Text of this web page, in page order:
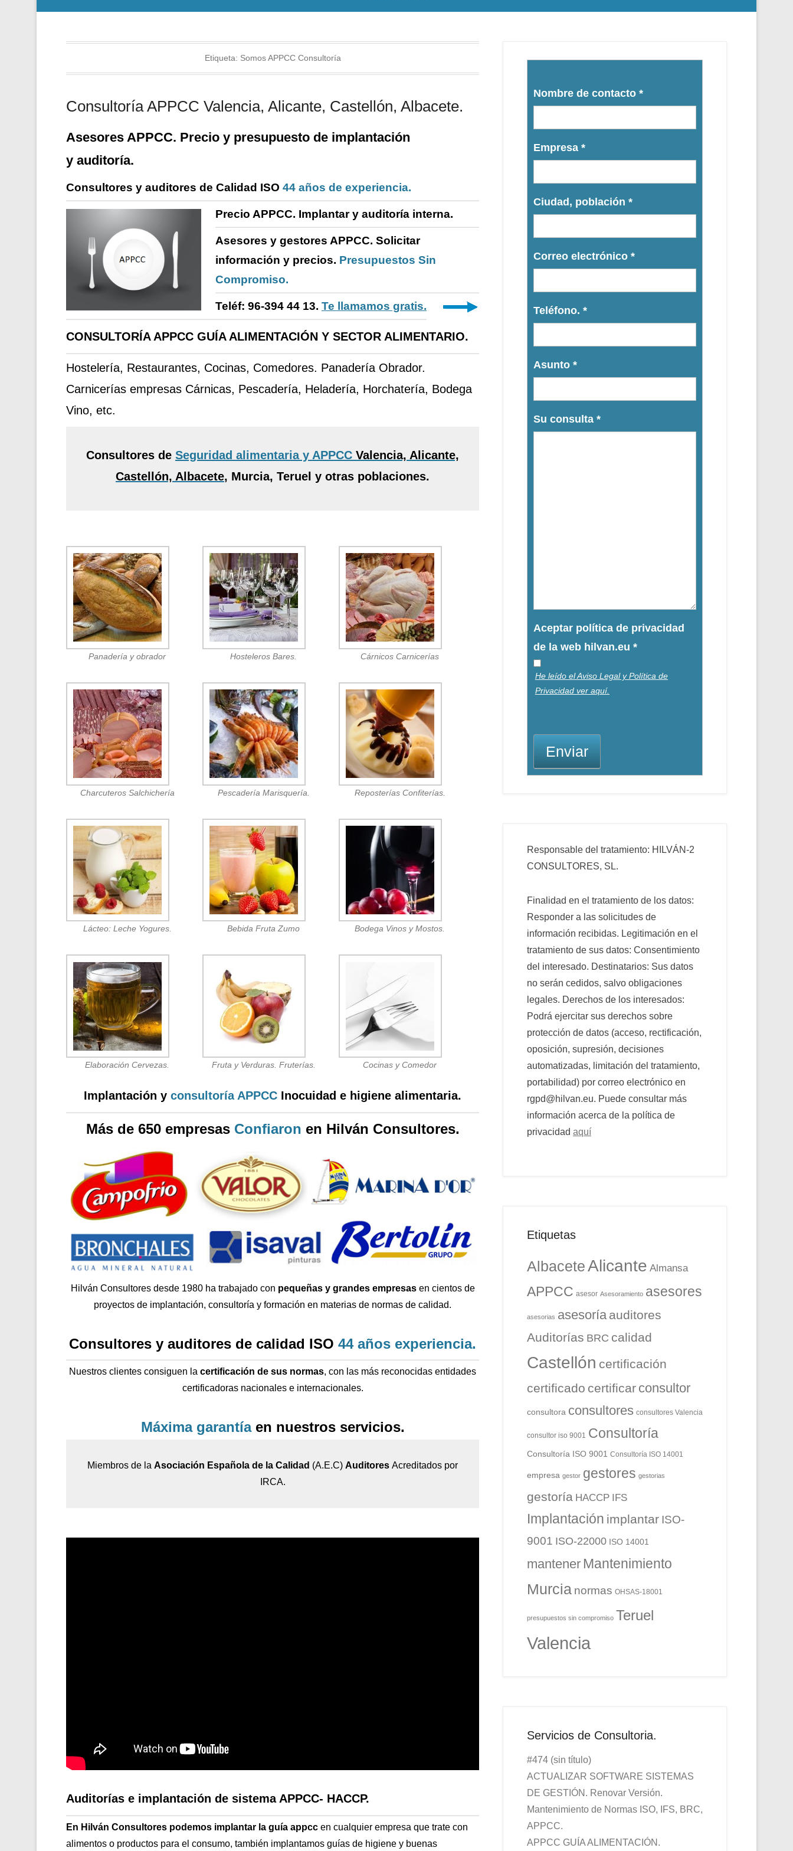
Etiqueta: Somos APPCC Consultoría
Consultoría APPCC Valencia, Alicante, Castellón, Albacete.
Asesores APPCC. Precio y presupuesto de implantación
y auditoría.
Consultores y auditores de Calidad ISO 44 años de experiencia.
Precio APPCC. Implantar y auditoría interna.
Asesores y gestores APPCC. Solicitar
información y precios. Presupuestos Sin
Compromiso.
Teléf: 96-394 44 13. Te llamamos gratis.
CONSULTORÍA APPCC GUÍA ALIMENTACIÓN Y SECTOR ALIMENTARIO.
Hostelería, Restaurantes, Cocinas, Comedores. Panadería Obrador.
Carnicerías empresas Cárnicas, Pescadería, Heladería, Horchatería, Bodega
Vino, etc.
Consultores de Seguridad alimentaria y APPCC Valencia, Alicante,
Castellón, Albacete, Murcia, Teruel y otras poblaciones.
Panadería y obrador Hosteleros Bares. Cárnicos Carnicerías
Charcuteros Salchichería Pescadería Marisquería. Reposterías Confiterías.
Lácteo: Leche Yogures. Bebida Fruta Zumo Bodega Vinos y Mostos.
Elaboración Cervezas. Fruta y Verduras. Fruterías. Cocinas y Comedor
Implantación y consultoría APPCC Inocuidad e higiene alimentaria.
Más de 650 empresas Confiaron en Hilván Consultores.
Hilván Consultores desde 1980 ha trabajado con pequeñas y grandes empresas en cientos de
proyectos de implantación, consultoría y formación en materias de normas de calidad.
Consultores y auditores de calidad ISO 44 años experiencia.
Nuestros clientes consiguen la certificación de sus normas, con las más reconocidas entidades
certificadoras nacionales e internacionales.
Máxima garantíaen nuestros servicios.
Miembros de la Asociación Española de la Calidad (A.E.C) Auditores Acreditados por
IRCA.
Auditorías e implantación de sistema APPCC- HACCP.
En Hilván Consultores podemos implantar la guía appcc en cualquier empresa que trate con
alimentos o productos para el consumo, también implantamos guías de higiene y buenas
Nombre de contacto *
Empresa *
Ciudad, población *
Correo electrónico *
Teléfono. *
Asunto *
Su consulta *
Aceptar política de privacidad
de la web hilvan.eu *
He leído el Aviso Legal y Política de
Privacidad ver aquí.
Enviar
Responsable del tratamiento: HILVÁN-2
CONSULTORES, SL.
Finalidad en el tratamiento de los datos:
Responder a las solicitudes de
información recibidas. Legitimación en el
tratamiento de sus datos: Consentimiento
del interesado. Destinatarios: Sus datos
no serán cedidos, salvo obligaciones
legales. Derechos de los interesados:
Podrá ejercitar sus derechos sobre
protección de datos (acceso, rectificación,
oposición, supresión, decisiones
automatizadas, limitación del tratamiento,
portabilidad) por correo electrónico en
rgpd@hilvan.eu. Puede consultar más
información acerca de la política de
privacidad aquí
Etiquetas
AlbaceteAlicante Almansa
APPCC asesor Asesoramiento asesores
asesorias asesoría auditores
Auditorías BRC calidad
Castellón certificación
certificado certificar consultor
consultora consultores consultores Valencia
consultor iso 9001 Consultoría
Consultoría ISO 9001 Consultoría ISO 14001
empresa gestor gestores gestorias
gestoría HACCP IFS
Implantación implantar ISO-
9001 ISO-22000 ISO 14001
mantener Mantenimiento
Murcia normas OHSAS-18001
presupuestos sin compromiso Teruel
Valencia
Servicios de Consultoria.
#474 (sin título)
ACTUALIZAR SOFTWARE SISTEMAS
DE GESTIÓN. Renovar Versión.
Mantenimiento de Normas ISO, IFS, BRC,
APPCC.
APPCC GUÍA ALIMENTACIÓN.